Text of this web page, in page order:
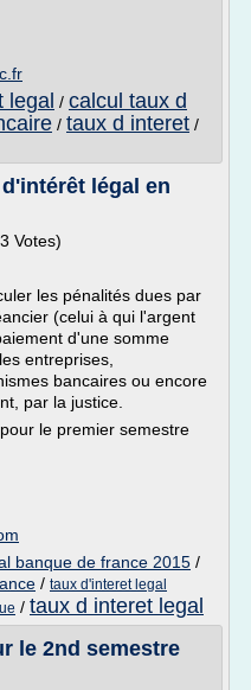
legal / calcul taux d
/ taux d interet /
légal en
Votes)
les pénalités dues par
(celui à qui l'argent
d'une somme
entreprises,
bancaires ou encore
par la justice.
le premier semestre
banque de france 2015 /
/ taux d'interet legal
/ taux d interet legal
le 2nd semestre